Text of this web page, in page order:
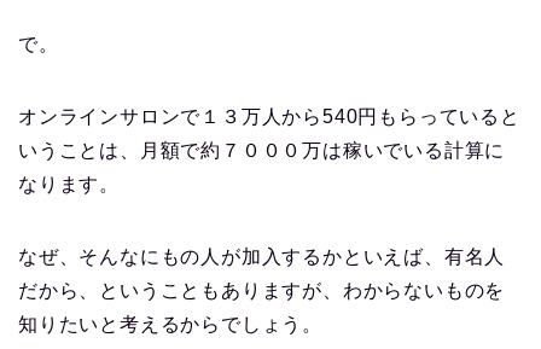
で。
オンラインサロンで１３万人から540円もらっていると
いうことは、月額で約７０００万は稼いでいる計算に
なります。
なぜ、そんなにもの人が加入するかといえば、有名人
だから、ということもありますが、わからないものを
知りたいと考えるからでしょう。